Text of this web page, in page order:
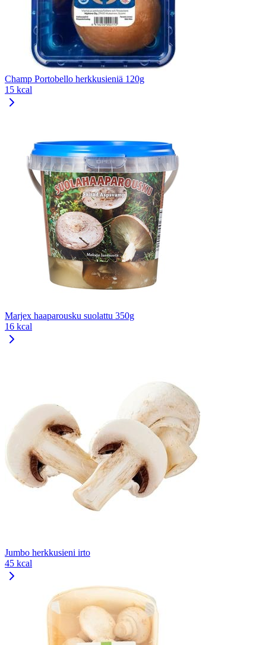
Champ Portobello herkkusieniä 120g
15 kcal
Marjex haaparousku suolattu 350g
16 kcal
Jumbo herkkusieni irto
45 kcal